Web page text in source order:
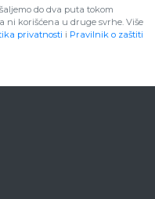
do dva puta tokom
ni korišćena u druge svrhe. Više
privatnosti i Pravilnik o zaštiti